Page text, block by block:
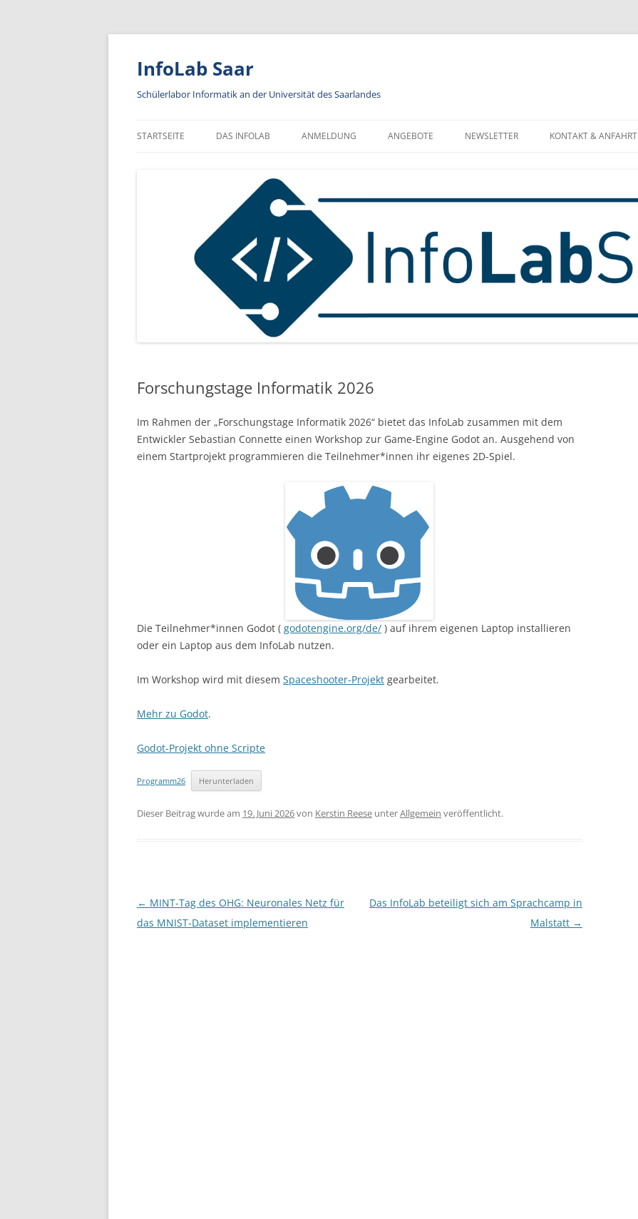
Zum
springen
InfoLab Saar
Schülerlabor Informatik an der Universität des Saarlandes
STARTSEITE DAS INFOLAB ANMELDUNG
INFORMATIONEN ZUR
ANMELDUNG
ANMELDUNG FÜR KLASSEN
ANGEBOTE
BERUFSORIENTIERUNG
NEWSLETTER
NEWSLETTER FÜR LEHRKRÄFTE
KONTAKT & ANFAHRT
Forschungstage Informatik 2026
Im Rahmen der „Forschungstage Informatik 2026“ bietet das InfoLab zusammen mit dem
Entwickler Sebastian Connette einen Workshop zur Game-Engine Godot an. Ausgehend von
einem Startprojekt programmieren die Teilnehmer*innen ihr eigenes 2D-Spiel.
Die Teilnehmer*innen Godot ( godotengine.org/de/ ) auf ihrem eigenen Laptop installieren
oder ein Laptop aus dem InfoLab nutzen.
Im Workshop wird mit diesem Spaceshooter-Projekt gearbeitet.
Mehr zu Godot.
Godot-Projekt ohne Scripte
Programm26 Herunterladen
Dieser Beitrag wurde am 19. Juni 2026von Kerstin Reese unterAllgemein veröffentlicht.
Beitragsnavigation
← MINT-Tag des OHG: Neuronales Netz für
das MNIST-Dataset implementieren
Das InfoLab beteiligt sich am Sprachcamp in
Malstatt →